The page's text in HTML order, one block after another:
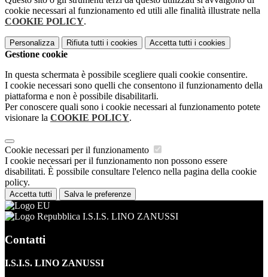
cookie necessari al funzionamento ed utili alle finalità illustrate nella
COOKIE POLICY.
Personalizza Rifiuta tutti i cookies Accetta tutti i cookies
Gestione cookie
In questa schermata è possibile scegliere quali cookie consentire.
I cookie necessari sono quelli che consentono il funzionamento della
piattaforma e non è possibile disabilitarli.
Per conoscere quali sono i cookie necessari al funzionamento potete
visionare la COOKIE POLICY.
Cookie necessari per il funzionamento
I cookie necessari per il funzionamento non possono essere
disabilitati. È possibile consultare l'elenco nella pagina della cookie
policy.
Accetta tutti Salva le preferenze
I.S.I.S. LINO ZANUSSI
Contatti
I.S.I.S. LINO ZANUSSI